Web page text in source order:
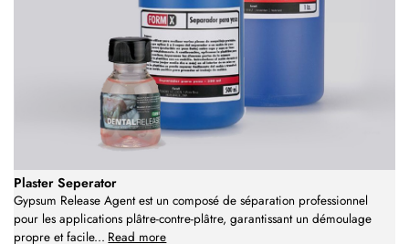
Plaster Seperator
Gypsum Release Agent est un composé de séparation professionnel
pour les applications plâtre-contre-plâtre, garantissant un démoulage
propre et facile... Read more